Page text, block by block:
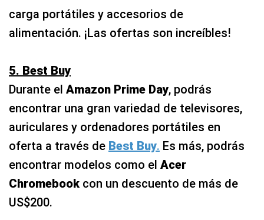
carga portátiles y accesorios de
alimentación. ¡Las ofertas son increíbles!
5. Best Buy
Durante el Amazon Prime Day, podrás
encontrar una gran variedad de televisores,
auriculares y ordenadores portátiles en
oferta a través de Best Buy. Es más, podrás
encontrar modelos como el Acer
Chromebook con un descuento de más de
US$200.